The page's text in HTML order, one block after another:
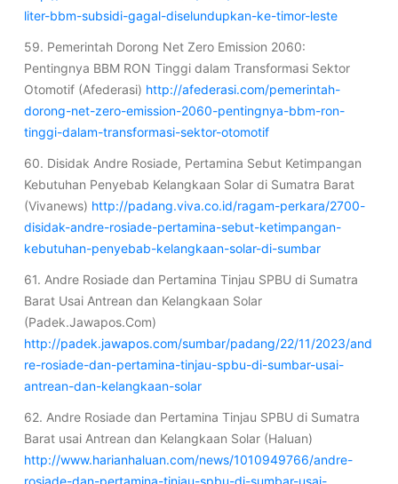
liter-bbm-subsidi-gagal-diselundupkan-ke-timor-leste
59. Pemerintah Dorong Net Zero Emission 2060:
Pentingnya BBM RON Tinggi dalam Transformasi Sektor
Otomotif (Afederasi) http://afederasi.com/pemerintah-
dorong-net-zero-emission-2060-pentingnya-bbm-ron-
tinggi-dalam-transformasi-sektor-otomotif
60. Disidak Andre Rosiade, Pertamina Sebut Ketimpangan
Kebutuhan Penyebab Kelangkaan Solar di Sumatra Barat
(Vivanews) http://padang.viva.co.id/ragam-perkara/2700-
disidak-andre-rosiade-pertamina-sebut-ketimpangan-
kebutuhan-penyebab-kelangkaan-solar-di-sumbar
61. Andre Rosiade dan Pertamina Tinjau SPBU di Sumatra
Barat Usai Antrean dan Kelangkaan Solar
(Padek.Jawapos.Com)
http://padek.jawapos.com/sumbar/padang/22/11/2023/and
re-rosiade-dan-pertamina-tinjau-spbu-di-sumbar-usai-
antrean-dan-kelangkaan-solar
62. Andre Rosiade dan Pertamina Tinjau SPBU di Sumatra
Barat usai Antrean dan Kelangkaan Solar (Haluan)
http://www.harianhaluan.com/news/1010949766/andre-